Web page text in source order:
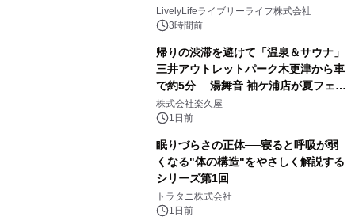
8月10日より開催
LivelyLifeライブリーライフ株式会社
3時間前
帰りの渋滞を避けて「温泉＆サウナ」
三井アウトレットパーク木更津から車
で約5分 湯舞音 袖ケ浦店が夏フェア
メニューを提供
株式会社楽久屋
1日前
眠りづらさの正体──寝ると呼吸が弱
くなる"体の構造"をやさしく解説する
シリーズ第1回
トラタニ株式会社
1日前